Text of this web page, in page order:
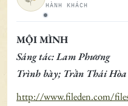
Ngoại tuyến
HÀNH KHÁCH
MỘI MÌNH
Sáng tác: Lam Phương
Trình bày; Trần Thái Hòa
http://www.fileden.com/